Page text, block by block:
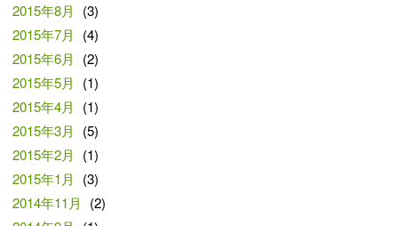
2015年8月
(3)
2015年7月
(4)
2015年6月
(2)
2015年5月
(1)
2015年4月
(1)
2015年3月
(5)
2015年2月
(1)
2015年1月
(3)
2014年11月
(2)